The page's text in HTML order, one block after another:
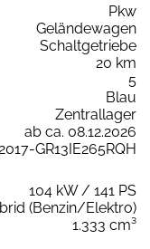
Pkw
Geländewagen
Schaltgetriebe
20 km
5
Blau
Zentrallager
ab ca. 08.12.2026
2017-GR13IE265RQH
104 kW / 141 PS
(Benzin/Elektro)
1.333 cm³